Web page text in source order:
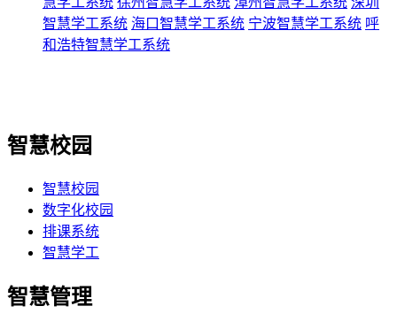
智慧学工系统 海口智慧学工系统 宁波智慧学工系统 呼
和浩特智慧学工系统
智慧校园
智慧校园
数字化校园
排课系统
智慧学工
智慧管理